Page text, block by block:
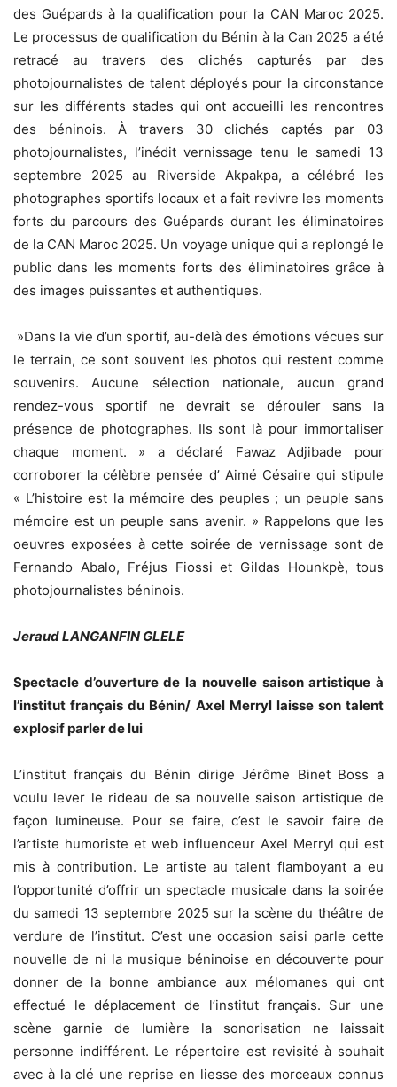
des Guépards à la qualification pour la CAN Maroc 2025.
Le processus de qualification du Bénin à la Can 2025 a été
retracé au travers des clichés capturés par des
photojournalistes de talent déployés pour la circonstance
sur les différents stades qui ont accueilli les rencontres
des béninois. À travers 30 clichés captés par 03
photojournalistes, l’inédit vernissage tenu le samedi 13
septembre 2025 au Riverside Akpakpa, a célébré les
photographes sportifs locaux et a fait revivre les moments
forts du parcours des Guépards durant les éliminatoires
de la CAN Maroc 2025. Un voyage unique qui a replongé le
public dans les moments forts des éliminatoires grâce à
des images puissantes et authentiques.
‎ »Dans la vie d’un sportif, au-delà des émotions vécues sur
le terrain, ce sont souvent les photos qui restent comme
souvenirs. Aucune sélection nationale, aucun grand
rendez-vous sportif ne devrait se dérouler sans la
présence de photographes. Ils sont là pour immortaliser
chaque moment. » a déclaré Fawaz Adjibade pour
corroborer la célèbre pensée d’ Aimé Césaire qui stipule
« L’histoire est la mémoire des peuples ; un peuple sans
mémoire est un peuple sans avenir. » Rappelons que les
oeuvres exposées à cette soirée de vernissage sont de
Fernando Abalo, Fréjus Fiossi et Gildas Hounkpè, tous
photojournalistes béninois.
Jeraud LANGANFIN GLELE
Spectacle d’ouverture de la nouvelle saison artistique à
l’institut français du Bénin/ Axel Merryl laisse son talent
explosif parler de lui
L’institut français du Bénin dirige Jérôme Binet Boss a
voulu lever le rideau de sa nouvelle saison artistique de
façon lumineuse. Pour se faire, c’est le savoir faire de
l’artiste humoriste et web influenceur Axel Merryl qui est
mis à contribution. Le artiste au talent flamboyant a eu
l’opportunité d’offrir un spectacle musicale dans la soirée
du samedi 13 septembre 2025 sur la scène du théâtre de
verdure de l’institut. C’est une occasion saisi parle cette
nouvelle de ni la musique béninoise en découverte pour
donner de la bonne ambiance aux mélomanes qui ont
effectué le déplacement de l’institut français. Sur une
scène garnie de lumière la sonorisation ne laissait
personne indifférent. Le répertoire est revisité à souhait
avec à la clé une reprise en liesse des morceaux connus